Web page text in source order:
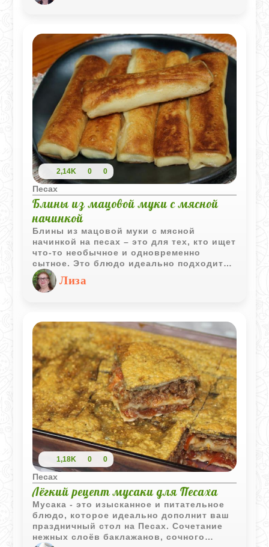
выглядят очень праздничном.
2,14K 0 0
Песах
Блины из мацовой муки с мясной
начинкой
Блины из мацовой муки с мясной
начинкой на песах – это для тех, кто ищет
что-то необычное и одновременно
сытное. Это блюдо идеально подходит
как для семейного обеда, так и для
уютного ужина в кругу близких. Блины из
мацовой муки - это не только вкусно, но
Уникальность рецепта заключается в
использовании мацовой муки, которая
придаёт блинам особую текстуру и
лёгкий ореховый вкус.
Лиза
1,18K 0 0
Песах
Лёгкий рецепт мусаки для Песаха
Мусака - это изысканное и питательное
блюдо, которое идеально дополнит ваш
праздничный стол на Песах. Сочетание
нежных слоёв баклажанов, сочного